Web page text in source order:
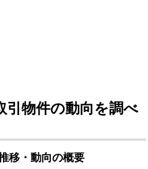
引物件の動向を調べ
移・動向の概要